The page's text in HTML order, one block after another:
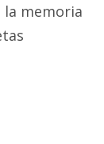
la memoria